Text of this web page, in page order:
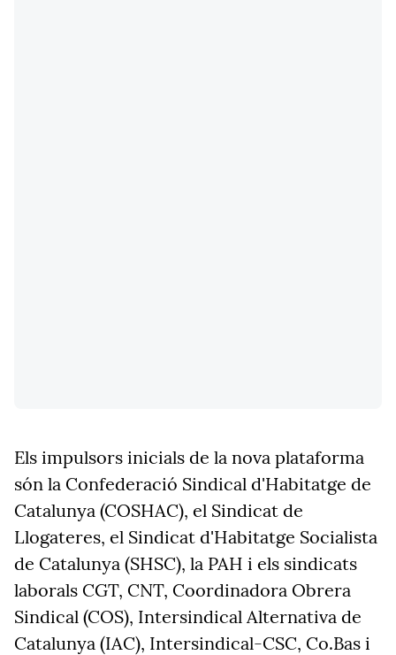
Els impulsors inicials de la nova plataforma
són la Confederació Sindical d'Habitatge de
Catalunya (COSHAC), el Sindicat de
Llogateres, el Sindicat d'Habitatge Socialista
de Catalunya (SHSC), la PAH i els sindicats
laborals CGT, CNT, Coordinadora Obrera
Sindical (COS), Intersindical Alternativa de
Catalunya (IAC), Intersindical-CSC, Co.Bas i